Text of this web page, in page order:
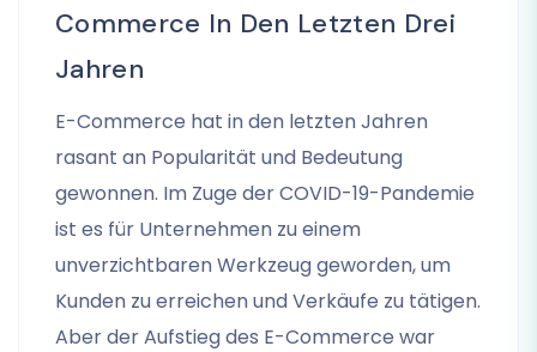
Commerce In Den Letzten Drei
Jahren
E-Commerce hat in den letzten Jahren
rasant an Popularität und Bedeutung
gewonnen. Im Zuge der COVID-19-Pandemie
ist es für Unternehmen zu einem
unverzichtbaren Werkzeug geworden, um
Kunden zu erreichen und Verkäufe zu tätigen.
Aber der Aufstieg des E-Commerce war